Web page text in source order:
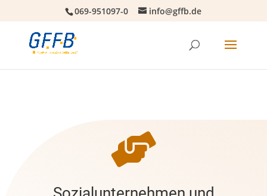
069-951097-0 info@gffb.de
